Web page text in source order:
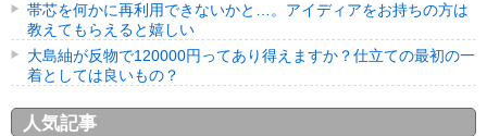
帯芯を何かに再利用できないかと…。アイディアをお持ちの方は
教えてもらえると嬉しい
大島紬が反物で120000円ってあり得えますか？仕立ての最初の一
着としては良いもの？
人気記事